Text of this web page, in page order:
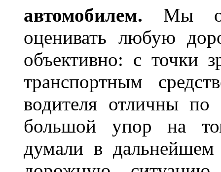
автомобилем. Мы
оценивать любую
объективно: с точки
транспортным
водителя отличны по
большой упор на
думали в дальнейшем